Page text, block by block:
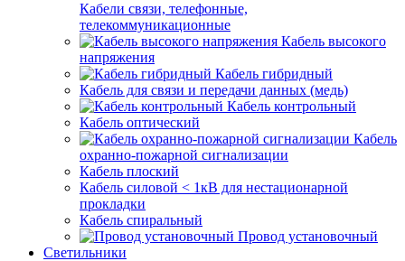
Кабели связи, телефонные,
телекоммуникационные
Кабель высокого
напряжения
Кабель гибридный
Кабель для связи и передачи данных (медь)
Кабель контрольный
Кабель оптический
Кабель
охранно-пожарной сигнализации
Кабель плоский
Кабель силовой < 1кВ для нестационарной
прокладки
Кабель спиральный
Провод установочный
Светильники